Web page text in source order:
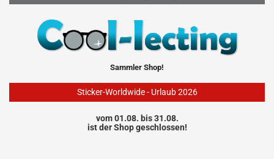
Sammler Shop!
Sticker-Worldwide - Urlaub 2026
vom 01.08. bis 31.08.
ist der Shop geschlossen!